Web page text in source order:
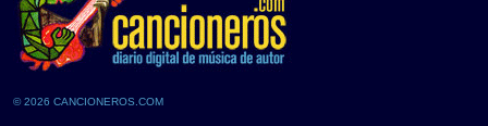
© 2026 CANCIONEROS.COM